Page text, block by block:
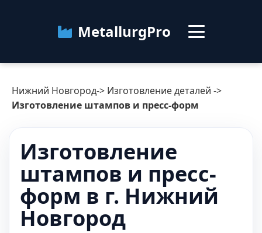
MetallurgPro
Нижний Новгород
Категории
О сервисе Контакты
Нижний Новгород-> Изготовление деталей ->
Изготовление штампов и пресс-форм
Изготовление
штампов и пресс-
форм в г. Нижний
Новгород